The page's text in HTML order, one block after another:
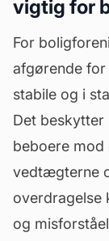
vigtig for
For
afgørende for
stabile og i
Det beskytter
beboere
vedtægterne
overdragelse
og